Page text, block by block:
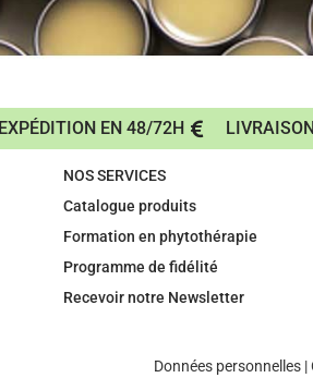
EXPÉDITION EN 48/72H
NOS SERVICES
Catalogue produits
Formation en phytothérapie
Programme de fidélité
Recevoir notre Newsletter
Données personnelles|